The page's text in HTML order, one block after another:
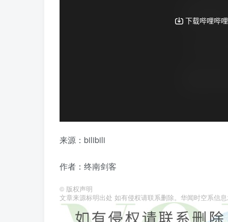
来源：bilibili
作者：终南剑客
© 版权声明
文章来源标明出处 如有侵权请联系删除。华闻时空系信